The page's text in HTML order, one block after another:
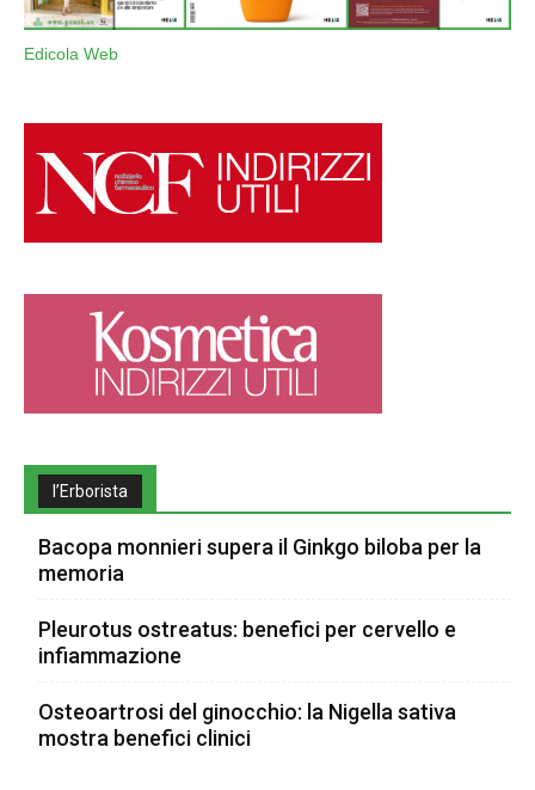
Edicola Web
l’Erborista
Bacopa monnieri supera il Ginkgo biloba per la
memoria
Pleurotus ostreatus: benefici per cervello e
infiammazione
Osteoartrosi del ginocchio: la Nigella sativa
mostra benefici clinici